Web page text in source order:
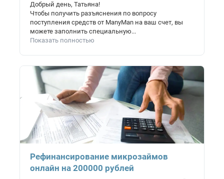
Добрый день, Татьяна!
Чтобы получить разъяснения по вопросу
поступления средств от ManyMan на ваш счет, вы
можете заполнить специальную...
Показать полностью
Рефинансирование микрозаймов
онлайн на 200000 рублей